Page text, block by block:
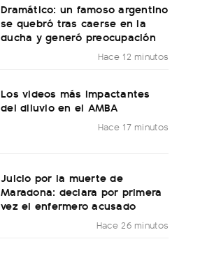
Dramático: un famoso argentino
se quebró tras caerse en la
ducha y generó preocupación
Hace 12 minutos
Los videos más impactantes
del diluvio en el AMBA
Hace 17 minutos
Juicio por la muerte de
Maradona: declara por primera
vez el enfermero acusado
Hace 26 minutos